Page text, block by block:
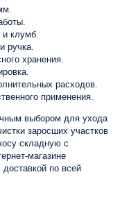
и клумб.
ручка.
хранения.
расходов.
применения.
выбором для ухода
заросших участков
складную с
магазине
по всей